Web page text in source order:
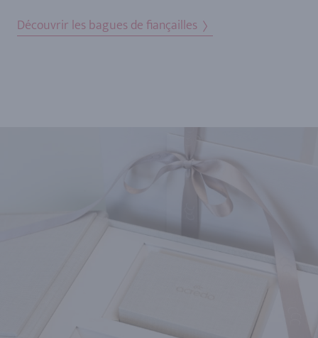
Découvrir les bagues de fiançailles